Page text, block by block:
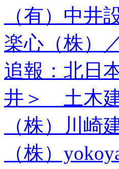
（有）中
楽心（株）
追報：北日
井＞ 土木
（株）川
（株）